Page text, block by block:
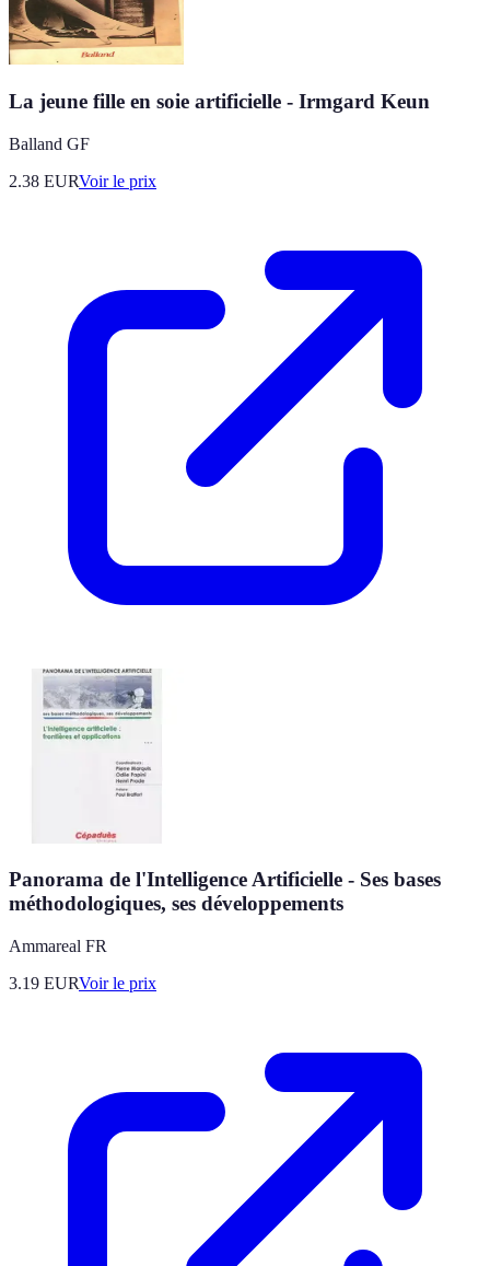
La jeune fille en soie artificielle - Irmgard Keun
Balland GF
2.38 EURVoir le prix
Panorama de l'Intelligence Artificielle - Ses bases
méthodologiques, ses développements
Ammareal FR
3.19 EURVoir le prix